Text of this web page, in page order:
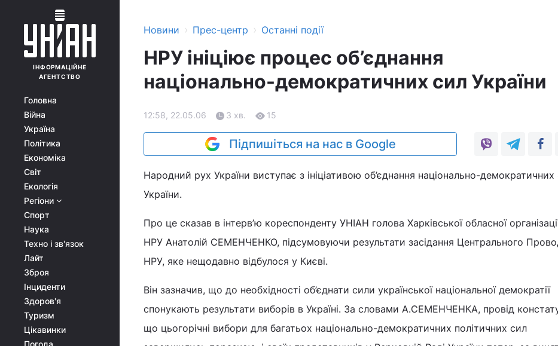
ІНФОРМАЦІЙНЕ
АГЕНТСТВО
Головна
Війна
Україна
Політика
Економіка
Світ
Екологія
Регіони
Спорт
Наука
Техно і зв'язок
Лайт
Зброя
Інциденти
Здоров'я
Туризм
Цікавинки
Погода
Новини › Прес-центр › Останні події
НРУ ініціює процес об’єднання
національно-демократичних сил України
12:58, 22.05.06 3 хв. 15
Підпишіться на нас в Google
Народний рух України виступає з ініціативою об’єднання національно-демократичних
України.
Про це сказав в інтерв’ю кореспонденту УНІАН голова Харківської обласної
НРУ Анатолій СЕМЕНЧЕНКО, підсумовуючи результати засідання Центрального
НРУ, яке нещодавно відбулося у Києві.
Він зазначив, що до необхідності об’єднати сили української національної демократії
спонукають результати виборів в Україні. За словами А.СЕМЕНЧЕНКА, провід
що цьогорічні вибори для багатьох національно-демократичних політичних сил